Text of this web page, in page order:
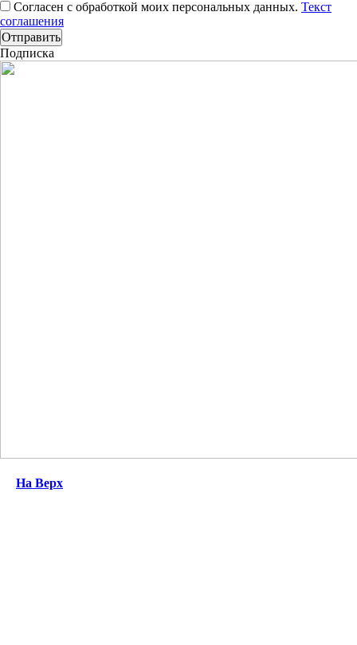
Согласен с обработкой моих персональных данных. Текст
соглашения
Подписка
На Верх